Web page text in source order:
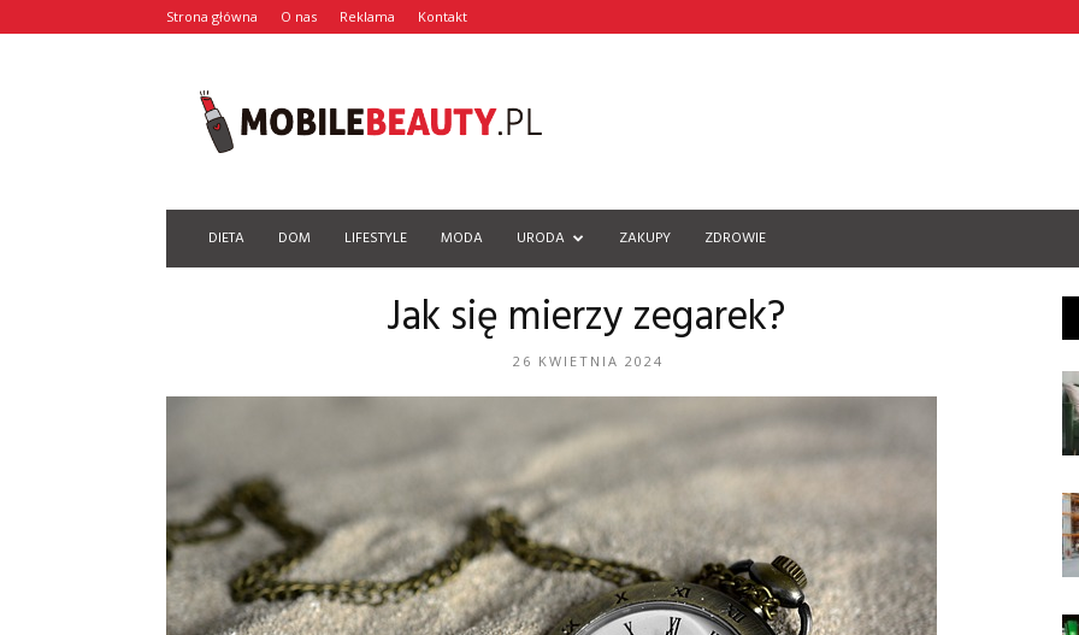
Strona główna O nas Reklama Kontakt
DIETA DOM LIFESTYLE MODA URODA ZAKUPY ZDROWIE
Jak się mierzy zegarek?
26 KWIETNIA 2024